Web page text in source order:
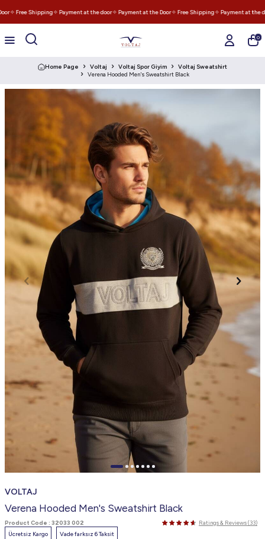
✧ Free Shipping✧ Payment at the door✧ Payment at the Door✧ Free Shipping✧ Payment at the
0
Home Page Voltaj Voltaj Spor Giyim
Voltaj Sweatshirt
Verena Hooded Men's Sweatshirt Black
VOLTAJ
Verena Hooded Men's Sweatshirt Black
Product Code : 32033 002
Ratings & Reviews (33)
Ücretsiz Kargo
Vade farksız 6 Taksit